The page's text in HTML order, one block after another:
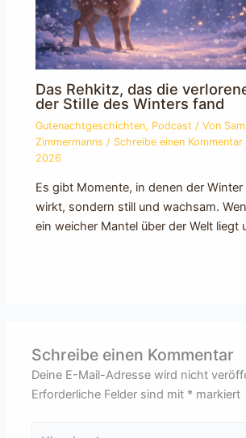
Das Rehkitz, das die
der Stille des Winters fand
Gutenachtgeschichten, Podcast / Von
Zimmermanns / Schreibe einen Kommentar
2026
Es gibt Momente, in denen der
wirkt, sondern still und wachsam.
ein weicher Mantel über der Welt liegt
Schreibe einen Kommentar
Deine E-Mail-Adresse wird nicht
Erforderliche Felder sind mit * markiert